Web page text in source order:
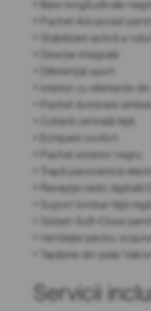
• Bare longitudinale
• Pachet Advanced
• Stabilizare activă a
• Direcție integrală
• Diferențial sport
• Interior cu elemente
• Pachet iluminare
• Cotieră centrală față
• Echipare confort
• Pachet exterior negru
• Trapă panoramică
• Recepție radio digitală
• Suport lombar față
• Sistem Soft-Close
• Ventilație pentru
• Tapițerie din piele
Servicii